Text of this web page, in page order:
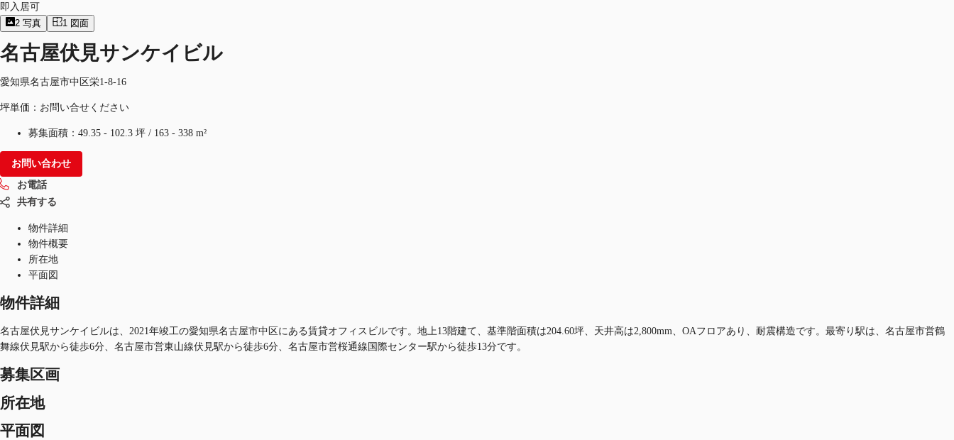
即入居可
2 写真 1 図面
名古屋伏見サンケイビル
愛知県名古屋市中区栄1-8-16
坪単価：お問い合せください
募集面積： 49.35 - 102.3 坪 / 163 - 338 m²
お問い合わせ
お電話
共有する
物件詳細
物件概要
所在地
平面図
物件詳細
名古屋伏見サンケイビルは、2021年竣工の愛知県名古屋市中区にある賃貸オフィスビルです。地上13階建て、基準階面積は204.60坪、天井高は2,800mm、OAフロアあり、耐震構造です。最寄り駅は、名古屋市営鶴
舞線伏見駅から徒歩6分、名古屋市営東山線伏見駅から徒歩6分、名古屋市営桜通線国際センター駅から徒歩13分です。
募集区画
所在地
平面図